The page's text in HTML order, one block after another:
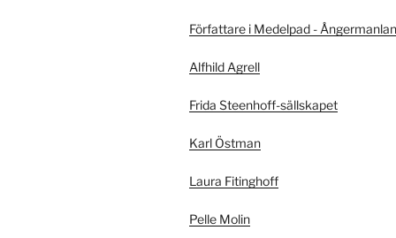
Författare i Medelpad -
Alfhild Agrell
Frida Steenhoff-sällskapet
Karl Östman
Laura Fitinghoff
Pelle Molin